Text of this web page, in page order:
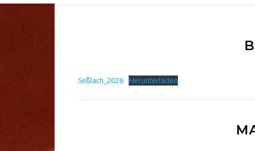
Seßlach_2026 Herunterladen